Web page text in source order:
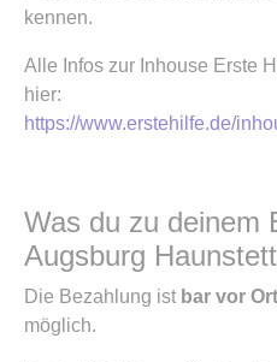
kennen.
Alle Infos zur Inhouse Erste
hier:
https://www.erstehilfe.de/
Was du zu deinem
Augsburg
Die Bezahlung ist bar vor Ort
möglich.